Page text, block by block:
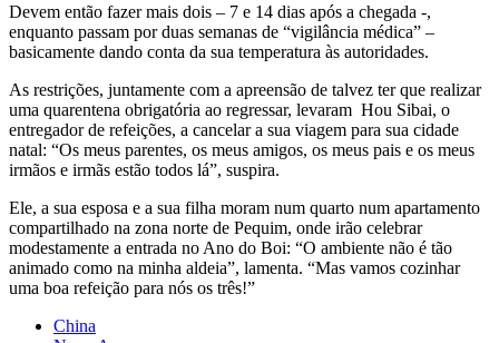
Devem então fazer mais dois – 7 e 14 dias após a chegada -,
enquanto passam por duas semanas de “vigilância médica” –
basicamente dando conta da sua temperatura às autoridades.
As restrições, juntamente com a apreensão de talvez ter que realizar
uma quarentena obrigatória ao regressar, levaram Hou Sibai, o
entregador de refeições, a cancelar a sua viagem para sua cidade
natal: “Os meus parentes, os meus amigos, os meus pais e os meus
irmãos e irmãs estão todos lá”, suspira.
Ele, a sua esposa e a sua filha moram num quarto num apartamento
compartilhado na zona norte de Pequim, onde irão celebrar
modestamente a entrada no Ano do Boi: “O ambiente não é tão
animado como na minha aldeia”, lamenta. “Mas vamos cozinhar
uma boa refeição para nós os três!”
China